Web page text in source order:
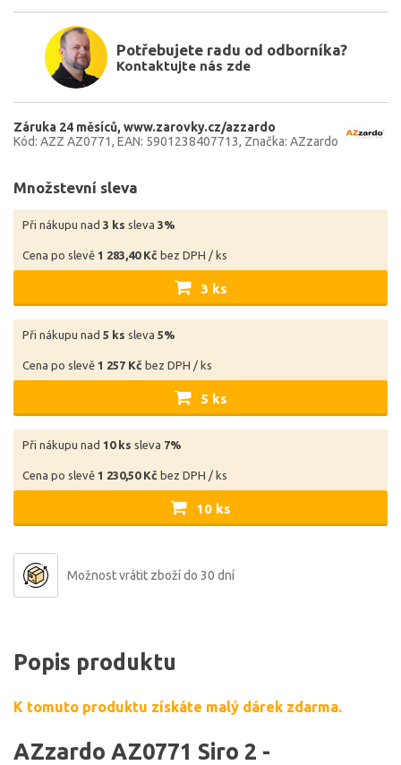
Potřebujete radu od odborníka?
Kontaktujte nás zde
Záruka 24 měsíců www.zarovky.cz/azzardo
Kód: AZZ AZ0771 EAN: 5901238407713 Značka: AZzardo
Množstevní sleva
Při nákupu nad 3 ks sleva 3%
Cena po slevě 1 283,40 Kč bez DPH / ks
3 ks
Při nákupu nad 5 ks sleva 5%
Cena po slevě 1 257 Kč bez DPH / ks
5 ks
Při nákupu nad 10 ks sleva 7%
Cena po slevě 1 230,50 Kč bez DPH / ks
10 ks
Možnost vrátit zboží do 30 dní
Popis produktu
K tomuto produktu získáte malý dárek zdarma.
AZzardo AZ0771 Siro 2 -